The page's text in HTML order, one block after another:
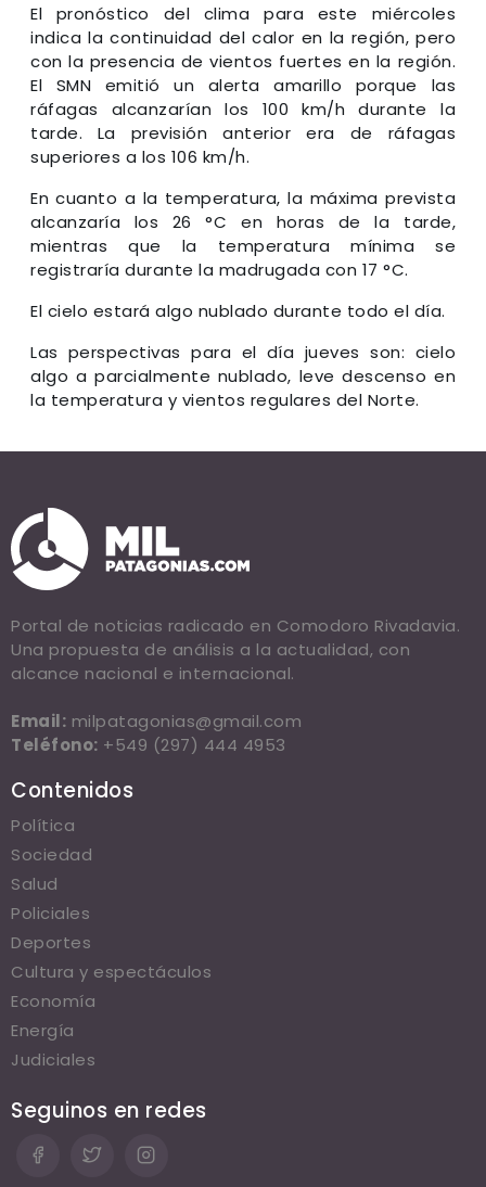
El pronóstico del clima para este miércoles
indica la continuidad del calor en la región, pero
con la presencia de vientos fuertes en la región.
El SMN emitió un alerta amarillo porque las
ráfagas alcanzarían los 100 km/h durante la
tarde. La previsión anterior era de ráfagas
superiores a los 106 km/h.
En cuanto a la temperatura, la máxima prevista
alcanzaría los 26 °C en horas de la tarde,
mientras que la temperatura mínima se
registraría durante la madrugada con 17 °C.
El cielo estará algo nublado durante todo el día.
Las perspectivas para el día jueves son: cielo
algo a parcialmente nublado, leve descenso en
la temperatura y vientos regulares del Norte.
Portal de noticias radicado en Comodoro Rivadavia.
Una propuesta de análisis a la actualidad, con
alcance nacional e internacional.
Email: milpatagonias@gmail.com
Teléfono: +549 (297) 444 4953
Contenidos
Política
Sociedad
Salud
Policiales
Deportes
Cultura y espectáculos
Economía
Energía
Judiciales
Seguinos en redes